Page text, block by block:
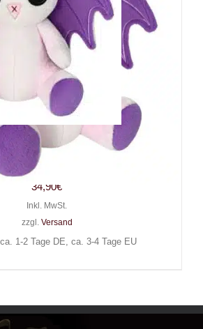
Plüschtier Emo
Kawaii Bat
34,90€
Inkl. MwSt.
zzgl. Versand
1-2 Tage DE, ca. 3-4 Tage EU